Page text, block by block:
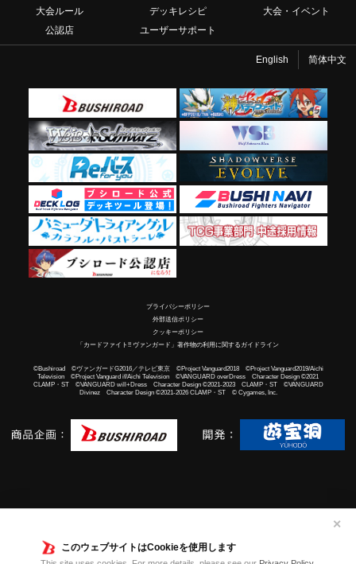
このウェブサイトはCookieを使用します
✕
大会ルール
デッキレシピ
大会・イベント
公認店
ユーザーサポート
English 简体中文
プライバシーポリシー
外部送信ポリシー
クッキーポリシー
「カードファイト!! ヴァンガード」著作物の利用に関するガイドライン
©Bushiroad ©ヴァンガードG2016／テレビ東京 ©Project Vanguard2018 ©Project Vanguard2019/Aichi
Television ©Project Vanguard if/Aichi Television ©VANGUARD overDress Character Design ©2021
CLAMP・ST ©VANGUARD will+Dress Character Design ©2021-2023 CLAMP・ST ©VANGUARD
Divinez Character Design ©2021-2026 CLAMP・ST © Cygames, Inc.